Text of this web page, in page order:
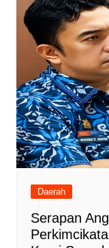
Daerah
Serapan